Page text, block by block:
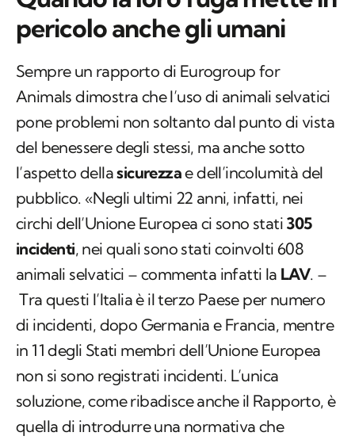
pericolo anche gli umani
Sempre un rapporto di Eurogroup for
Animals dimostra che l’uso di animali selvatici
pone problemi non soltanto dal punto di vista
del benessere degli stessi, ma anche sotto
l’aspetto dellasicurezzae dell’incolumità del
pubblico. «Negli ultimi 22 anni, infatti, nei
circhi dell’Unione Europea ci sono stati 305
incidenti, nei quali sono stati coinvolti 608
animali selvatici – commenta infatti la LAV. –
Tra questi l’Italia è il terzo Paese per numero
di incidenti, dopo Germania e Francia, mentre
in 11 degli Stati membri dell’Unione Europea
non si sono registrati incidenti. L’unica
soluzione, come ribadisce anche il Rapporto, è
quella di introdurre una normativa che